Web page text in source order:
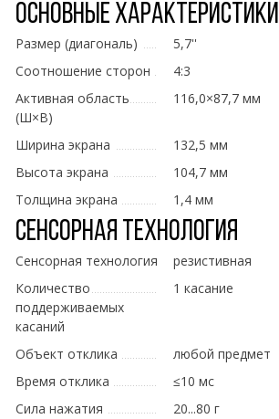
Основные характеристики
Размер (диагональ)
5,7''
Соотношение сторон
4:3
Активная область
(Ш×В)
116,0×87,7 мм
Ширина экрана
132,5 мм
Высота экрана
104,7 мм
Толщина экрана
1,4 мм
Сенсорная технология
Сенсорная технология
резистивная
Количество
поддерживаемых
касаний
1 касание
Объект отклика
любой предмет
Время отклика
≤10 мс
Сила нажатия
20...80 г